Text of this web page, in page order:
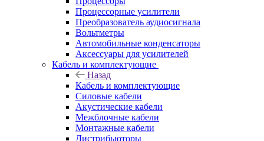
Процессорные усилители
Преобразователь аудиосигнала
Вольтметры
Автомобильные конденсаторы
Аксессуары для усилителей
Кабель и комплектующие
Назад
Кабель и комплектующие
Силовые кабели
Акустические кабели
Межблочные кабели
Монтажные кабели
Дистрибьюторы